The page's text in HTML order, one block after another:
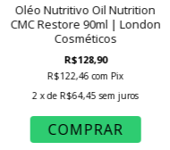
Oléo Nutritivo Oil Nutrition
CMC Restore 90ml | London
Cosméticos
R$128,90
R$122,46com Pix
2 x de R$64,45 sem juros